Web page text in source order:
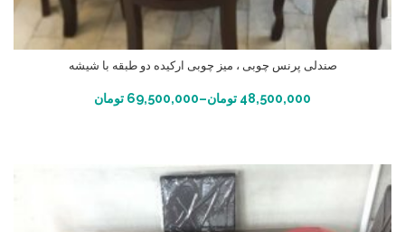
صندلی پرنس چوبی ، میز چوبی ارکیده دو طبقه با شیشه
48,500,000 تومان–
69,500,000 تومان انتخاب گزینه ها